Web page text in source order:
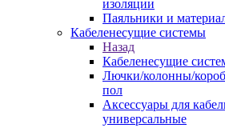
изоляции
Паяльники и
Кабеленесущие системы
Назад
Кабеленесущие
Лючки/колонны/
пол
Аксессуары для
универсальные